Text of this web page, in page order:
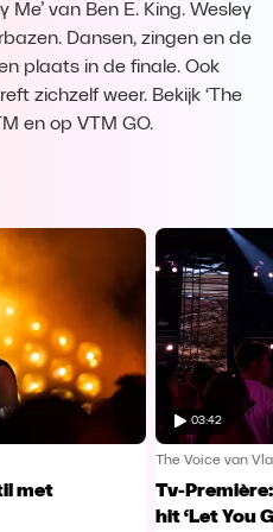
van Ben E. King. Wesley
Dansen, zingen en de
plaats in de finale. Ook
zichzelf weer. Bekijk ‘The
en op VTM GO.
met
03:42
The Voice van
Tv-
hit ‘Let You